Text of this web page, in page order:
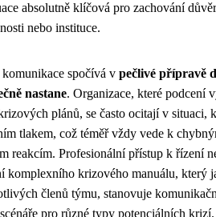
absolutně klíčová pro zachování
nebo instituce.
komunikace spočívá v pečlivé přípravě
nastane. Organizace, které podcení
plánů, se často ocitají v situaci,
tlakem, což téměř vždy vede k
reakcím. Profesionální přístup k řízení
komplexního krizového manuálu, který
členů týmu, stanovuje
pro různé typy potenciálních krizí.